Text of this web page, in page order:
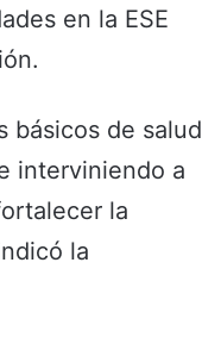
en la ESE
básicos de salud
interviniendo a
la
la